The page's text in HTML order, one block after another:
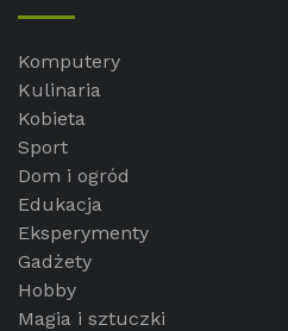
Komputery
Kulinaria
Kobieta
Sport
Dom i ogród
Edukacja
Eksperymenty
Gadżety
Hobby
Magia i sztuczki